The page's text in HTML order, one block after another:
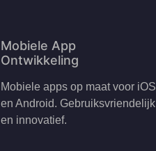
Mobiele App
Ontwikkeling
Mobiele apps op maat voor iOS
en Android. Gebruiksvriendelijk
en innovatief.